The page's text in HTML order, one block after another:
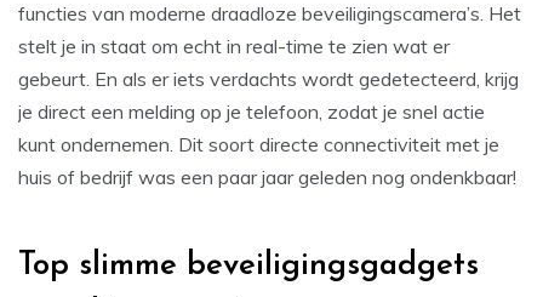
functies van moderne draadloze beveiligingscamera’s. Het
stelt je in staat om echt in real-time te zien wat er
gebeurt. En als er iets verdachts wordt gedetecteerd, krijg
je direct een melding op je telefoon, zodat je snel actie
kunt ondernemen. Dit soort directe connectiviteit met je
huis of bedrijf was een paar jaar geleden nog ondenkbaar!
Top slimme beveiligingsgadgets